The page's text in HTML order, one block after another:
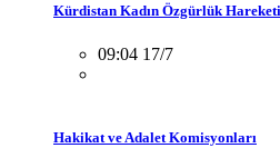
Kürdistan Kadın Özgürlük
09:04 17/7
Hakikat ve Adalet Komisyonları